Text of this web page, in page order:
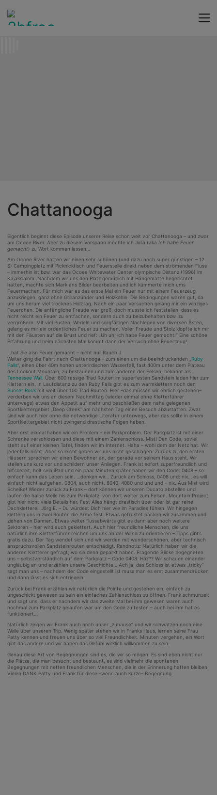
Chattanooga
Eigentlich beginnt diese Episode unserer Reise schon weit vor Chattanooga – und zwar
am Ocoee River. Aber zu diesem Vorspann möchte ich Julia (aka Ich habe Feuer
gemacht) zu Wort kommen lassen…
Am Ocoee River hatten wir einen sehr schönen (und dazu noch super günstigen – 12
$) Campingplatz mit Picknicktisch und Feuerstelle direkt neben dem strömenden Fluss
– immerhin ist bzw. war das Ocoee Whitewater Center olympische Distanz (1996) im
Kajakslalom. Nachdem wir uns den Platz gemütlich mit Hängematte hegerichtet
hatten, machte sich Mark ans Bilder bearbeiten und ich kümmerte mich ums
Feuermachen. Für mich war es das erste Mal ein Feuer nur mit einem Feuerzeug
anzukriegen, ganz ohne Grillanzünder und Holzkohle. Die Bedingungen waren gut, da
um uns herum viel trocknes Holz lag. Nach ein paar Versuchen gelang mir ein winziges
Feuerchen. Die anfängliche Freude war groß, doch musste ich feststellen, dass es
nicht reicht ein Feuer zu entfachen, sondern auch zu beizubehalten bzw. zu
vergrößern. Mit viel Pusten, Wedeln und sorgfältigen Nachlegen von diversen Ästen,
gelang es mir ein ordentliches Feuer zu machen. Voller Freude und Stolz klopfte ich mir
mit den Fäusten auf die Brust und rief: „Uh uh, ich habe Feuer gemacht!“ Eine schöne
Erfahrung und beim nächsten Mal kommt dann der Versuch ohne Feuerzeug!
…hat Sie also Feuer gemacht – nicht nur Rauch J.
Weiter ging die Fahrt nach Chattanooga – zum einen um die beeindruckenden „ Ruby
Falls“, einen über 40m hohen unterirdischen Wasserfall, fast 400m unter dem Plateau
des Lookout Mountain, zu bestaunen und zum anderen der Felsen, bekannt als
Tennessee Wall . Über 600 rassige Trad Routen im superfesten Sandstein laden hier zum
Klettern ein. In Laufdistanz zu den Ruby Falls gibt es zum warmklettern noch den
Sunset Rock mit weit über 100 Trad Routen. Hier –das müssen wir ehrlich gestehen–
verderben wir uns an diesem Nachmittag (wieder einmal ohne Kletterführer
unterwegs) etwas den Appetit auf mehr und beschließen dem nahe gelegenen
Sportklettergebiet „Deep Creek“ am nächsten Tag einen Besuch abzustatten. Zwar
sind wir auch hier ohne die notwendige Literatur unterwegs, aber das sollte in einem
Sportklettergebiet nicht zwingend drastische Folgen haben.
Aber erst einmal haben wir ein Problem – ein Parkproblem. Der Parkplatz ist mit einer
Schranke verschlossen und diese mit einem Zahlenschloss. Mist! Den Code, soviel
steht auf einer kleinen Tafel, finden wir im Internet. Haha – wohl dem der Netz hat. Wir
jedenfalls nicht. Aber so leicht geben wir uns nicht geschlagen. Zurück zu den ersten
Häusern sprechen wir einen Bewohner an, der gerade vor seinem Haus steht. Wir
stellen uns kurz vor und schildern unser Anliegen. Frank ist sofort superfreundlich und
hilfsbereit, holt sein iPad und ein paar Minuten später haben wir den Code: 0408 – so
einfach kann das Leben sein. …denken wir… Zurück am Schloss, 0408 und: nix… es will
einfach nicht aufgehen. 0804, auch nicht. 8040, 4080 und und und – nix. Aus Mist wird
Scheiße! Wieder zurück zu Frank – dort können wir unseren Ducato abstellen und
laufen die halbe Meile bis zum Parkplatz, von dort weiter zum Felsen. Mountain Project
gibt hier nicht viele Details her. Fast Alles hängt drastisch über oder ist gar reine
Dachkletterei. Jörg E. – Du würdest Dich hier wie im Paradies fühlen. Wir hingegen
klettern uns in zwei Routen die Arme fest. Etwas gefrustet packen wir zusammen und
ziehen von Dannen. Etwas weiter flussabwärts gibt es dann aber noch weitere
Sektoren – hier wird auch geklettert. Auch hier freundliche Menschen, die uns
natürlich ihre Kletterführer reichen um uns an der Wand zu orientieren – Tipps gibt’s
gratis dazu. Der Tag wendet sich und wir werden mit wunderschönen, aber technisch
anspruchsvollen Sandsteinrouten entschädigt. Randnotiz: Natürlich haben wir die
anderen Kletterer gefragt, wo sie denn geparkt haben. Fragende Blicke begegneten
uns – selbstverständlich auf dem Parkplatz – Code 0408. Hä??? Wir schauen einander
ungläubig an und erzählen unsere Geschichte… Ach ja, das Schloss ist etwas „tricky“
sagt man uns – nachdem der Code eingestellt ist muss man es erst zusammendrücken
und dann lässt es sich entriegeln.
Zurück bei Frank erzählen wir natürlich die Pointe und gestehen ein, einfach zu
ungeschickt gewesen zu sein ein einfaches Zahlenschloss zu öffnen. Frank schmunzelt
und sagt uns, dass er nachdem wir das zweite Mal bei ihm gewesen waren auch
nochmal zum Parkplatz gelaufen war um den Code zu testen – auch bei ihm hat es
funktioniert…
Natürlich zeigen wir Frank auch noch unser „zuhause“ und wir schwatzen noch eine
Weile über unseren Trip. Wenig später stehen wir in Franks Haus, lernen seine Frau
Patty kennen und freuen uns über so viel Freundlichkeit. Minuten vergehen, ein Wort
gibt das andere und wir haben das Gefühl wirklich willkommen zu sein.
Genau diese Art von Begegnungen sind es, die wir so mögen. Es sind eben nicht nur
die Plätze, die man besucht und bestaunt, es sind vielmehr die spontanen
Begegnungen mit netten freundlichen Menschen, die in der Erinnerung haften bleiben.
Vielen DANK Patty und Frank für diese –wenn auch kurze– Begegnung.